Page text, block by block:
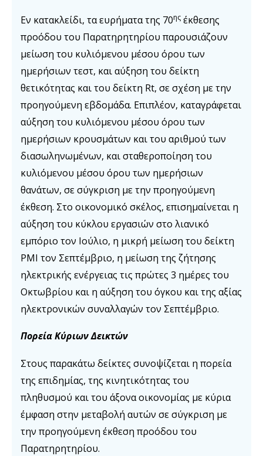
Εν κατακλείδι, τα ευρήματα της 70ης έκθεσης
προόδου του Παρατηρητηρίου παρουσιάζουν
μείωση του κυλιόμενου μέσου όρου των
ημερήσιων τεστ, και αύξηση του δείκτη
θετικότητας και του δείκτη Rt, σε σχέση με την
προηγούμενη εβδομάδα. Επιπλέον, καταγράφεται
αύξηση του κυλιόμενου μέσου όρου των
ημερήσιων κρουσμάτων και του αριθμού των
διασωληνωμένων, και σταθεροποίηση του
κυλιόμενου μέσου όρου των ημερήσιων
θανάτων, σε σύγκριση με την προηγούμενη
έκθεση. Στο οικονομικό σκέλος, επισημαίνεται η
αύξηση του κύκλου εργασιών στο λιανικό
εμπόριο τον Ιούλιο, η μικρή μείωση του δείκτη
PMI τον Σεπτέμβριο, η μείωση της ζήτησης
ηλεκτρικής ενέργειας τις πρώτες 3 ημέρες του
Οκτωβρίου και η αύξηση του όγκου και της αξίας
ηλεκτρονικών συναλλαγών τον Σεπτέμβριο.
Πορεία Κύριων Δεικτών
Στους παρακάτω δείκτες συνοψίζεται η πορεία
της επιδημίας, της κινητικότητας του
πληθυσμού και του άξονα οικονομίας με κύρια
έμφαση στην μεταβολή αυτών σε σύγκριση με
την προηγούμενη έκθεση προόδου του
Παρατηρητηρίου.